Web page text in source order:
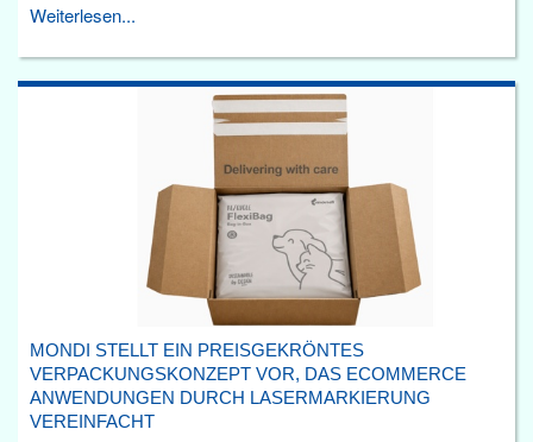
Weiterlesen...
MONDI STELLT EIN PREISGEKRÖNTES
VERPACKUNGSKONZEPT VOR, DAS ECOMMERCE
ANWENDUNGEN DURCH LASERMARKIERUNG
VEREINFACHT